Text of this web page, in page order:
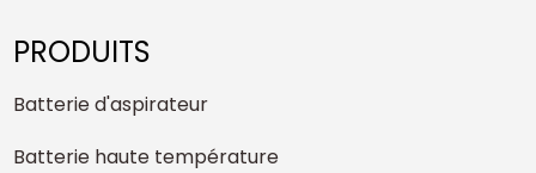
PRODUITS
Batterie d'aspirateur
Batterie haute température